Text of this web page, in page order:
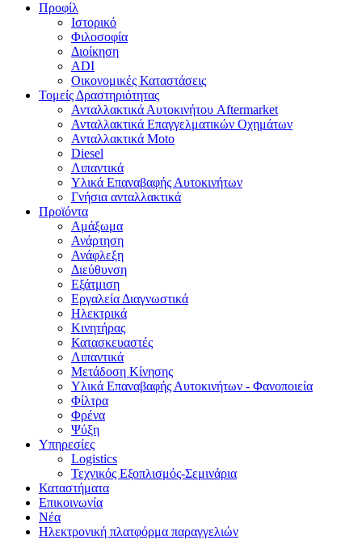
Προφίλ
Ιστορικό
Φιλοσοφία
Διοίκηση
ADI
Οικονομικές Καταστάσεις
Τομείς Δραστηριότητας
Ανταλλακτικά Αυτοκινήτου Aftermarket
Ανταλλακτικά Επαγγελματικών Οχημάτων
Ανταλλακτικά Moto
Diesel
Λιπαντικά
Υλικά Επαναβαφής Αυτοκινήτων
Γνήσια ανταλλακτικά
Προϊόντα
Αμάξωμα
Ανάρτηση
Ανάφλεξη
Διεύθυνση
Εξάτμιση
Εργαλεία Διαγνωστικά
Ηλεκτρικά
Κινητήρας
Κατασκευαστές
Λιπαντικά
Μετάδοση Κίνησης
Υλικά Επαναβαφής Αυτοκινήτων - Φανοποιεία
Φίλτρα
Φρένα
Ψύξη
Υπηρεσίες
Logistics
Τεχνικός Εξοπλισμός-Σεμινάρια
Καταστήματα
Επικοινωνία
Νέα
Ηλεκτρονική πλατφόρμα παραγγελιών